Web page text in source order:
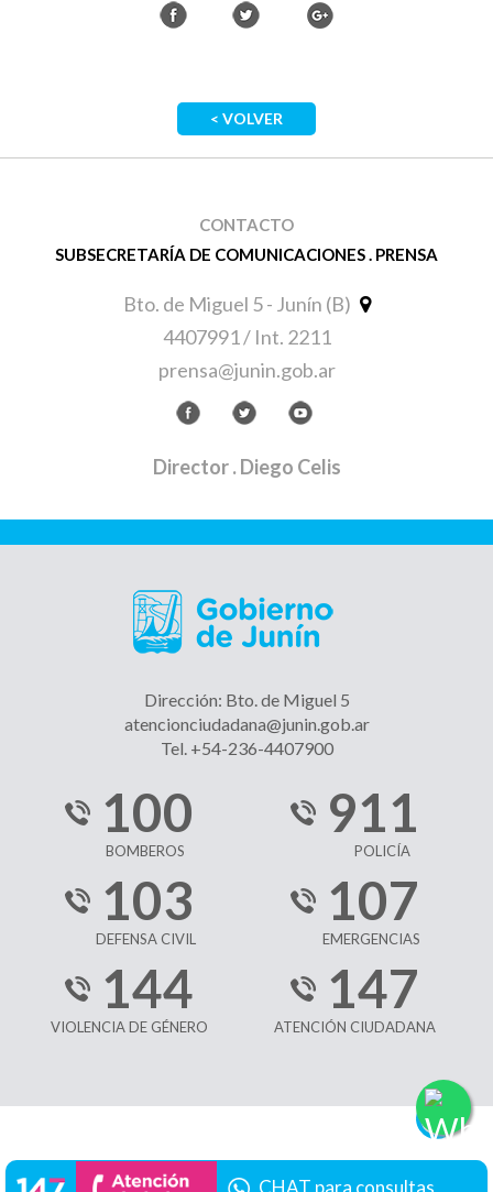
< VOLVER
CONTACTO
SUBSECRETARÍA DE COMUNICACIONES . PRENSA
Bto. de Miguel 5 - Junín (B)
4407991 / Int. 2211
prensa@junin.gob.ar
Director. Diego Celis
Dirección: Bto. de Miguel 5
atencionciudadana@junin.gob.ar
Tel. +54-236-4407900
100
BOMBEROS
911
POLICÍA
103
DEFENSA CIVIL
107
EMERGENCIAS
144
VIOLENCIA DE GÉNERO
147
ATENCIÓN CIUDADANA